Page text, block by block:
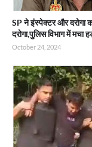
SP ने इंस्पेक्टर और दरोगा
दरोगा,पुलिस विभाग में मचा
October 24, 2024